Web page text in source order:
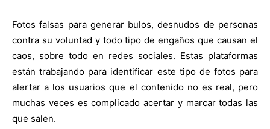
Fotos falsas para generar bulos, desnudos de personas
contra su voluntad y todo tipo de engaños que causan el
caos, sobre todo en redes sociales. Estas plataformas
están trabajando para identificar este tipo de fotos para
alertar a los usuarios que el contenido no es real, pero
muchas veces es complicado acertar y marcar todas las
que salen.